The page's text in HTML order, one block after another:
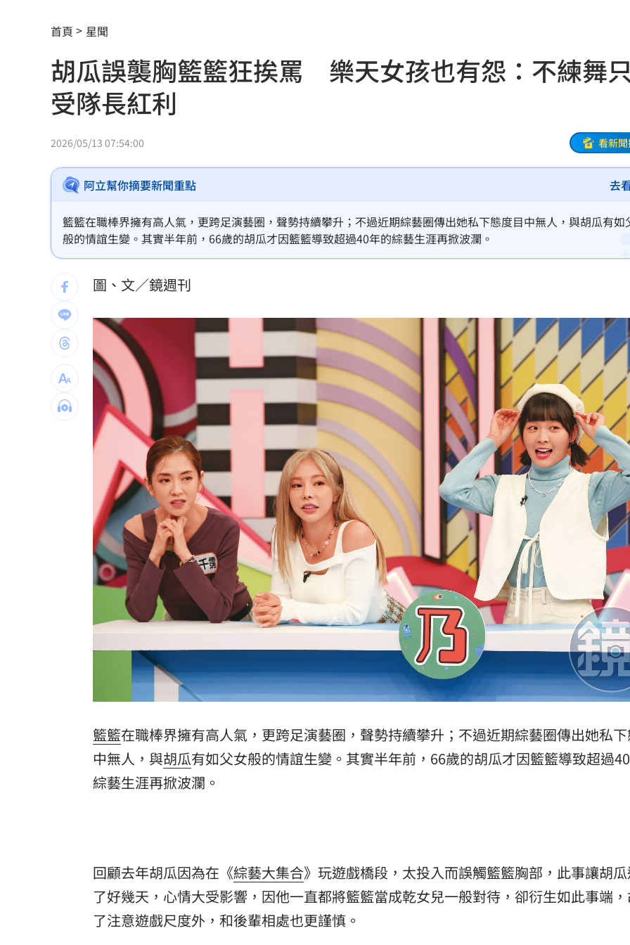
鄭明典揭白海豚動態 氣象署：不排除陸警
新／爆涉貪！議員范織欽…遭檢調漏夜偵訊 08:50
台股急跌逆勢買95％滿倉 專家曝操作手法
陳時中早提醒慈濟！學者：做到流血沒人理
高斯曼披小熊戰袍 慶幸不用先對決老東家 08:46
慈濟買BNT遭詐 綠：藍白政治人物應道歉 08:39
告別綠衫軍十年生涯 布朗首揭離隊心聲 08:34
陳隨意公開神級滷肉食譜配方 網全暴動了
ENHYPEN粉絲Mina遭網暴離世！醫師揭警訊 08:28
習近平國師惹禍！狂言1句嚇跑大批台商 08:27
台灣彩券開獎直播中
LIVE三立+24小時直播 15:27
三立iNEWS新聞台線上直播 18:00
理想混蛋號召粉絲跨海追星吃美食！ 18:15
首頁 星聞
胡瓜誤襲胸籃籃狂挨罵 樂天女孩也有怨：不練舞
受隊長紅利
2026/05/13 07:54:00 看新
阿立幫你摘要新聞重點 去
籃籃在職棒界擁有高人氣，更跨足演藝圈，聲勢持續攀升；不過近期綜藝圈傳出她私下態度目中無人，與胡瓜有如
般的情誼生變。其實半年前，66歲的胡瓜才因籃籃導致超過40年的綜藝生涯再掀波瀾。
圖、文／鏡週刊
籃籃在職棒界擁有高人氣，更跨足演藝圈，聲勢持續攀升；不過近期綜藝圈傳出她私
中無人，與胡瓜有如父女般的情誼生變。其實半年前，66歲的胡瓜才因籃籃導致超過
綜藝生涯再掀波瀾。
回顧去年胡瓜因為在《綜藝大集合》玩遊戲橋段，太投入而誤觸籃籃胸部，此事讓胡
了好幾天，心情大受影響，因他一直都將籃籃當成乾女兒一般對待，卻衍生如此事端
了注意遊戲尺度外，和後輩相處也更謹慎。